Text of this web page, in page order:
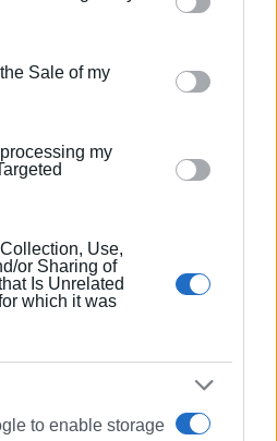
app uses one or more
gather and store information
to grant or deny consent to
tags to use your data for
Sale of my
processing my
Collection, Use,
or Sharing of
Is Unrelated
which it was
to enable storage
στο